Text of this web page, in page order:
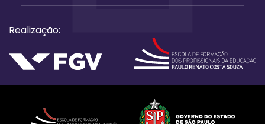
Realização: